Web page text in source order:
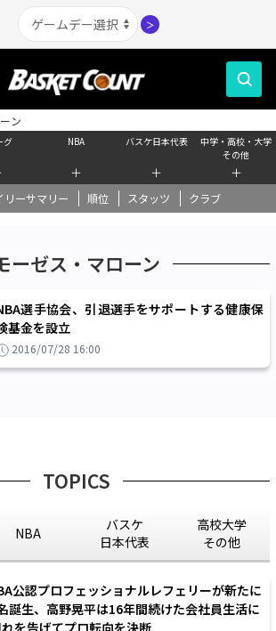
＞
グ NBA
＋
バスケ日本代表
＋
中学・高校・大学
その他
＋
リーサマリー 順位 スタッツ クラブ
ン
ーゼス・マローン
選手協会、引退選手をサポートする健康保
基金を設立
2016/07/28 16:00
TOPICS
NBA
バスケ
日本代表
高校大学
その他
公認プロフェッショナルレフェリーが新たに
誕生、高野晃平は16年間続けた会社員生活に